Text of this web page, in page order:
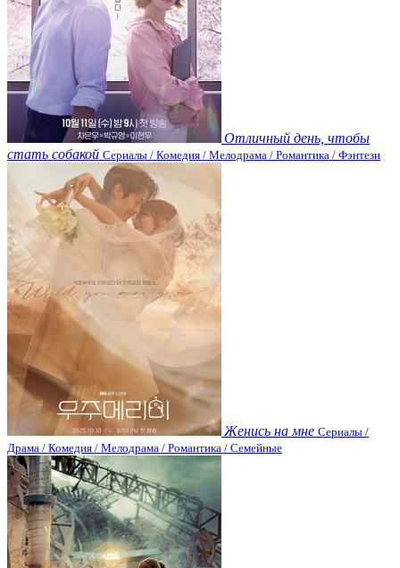
Отличный день, чтобы
стать собакой Сериалы / Комедия / Мелодрама / Романтика / Фэнтези
Женись на мне Сериалы /
Драма / Комедия / Мелодрама / Романтика / Семейные